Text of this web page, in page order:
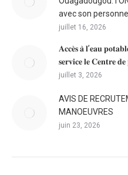
avec son personnel
juillet 16, 2026
𝐀𝐜𝐜𝐞̀𝐬 𝐚̀ 𝐥’𝐞𝐚𝐮
𝐬𝐞𝐫𝐯𝐢𝐜𝐞 𝐥𝐞 𝐂𝐞𝐧𝐭𝐫𝐞
juillet 3, 2026
AVIS DE
MANOEUVRES
juin 23, 2026